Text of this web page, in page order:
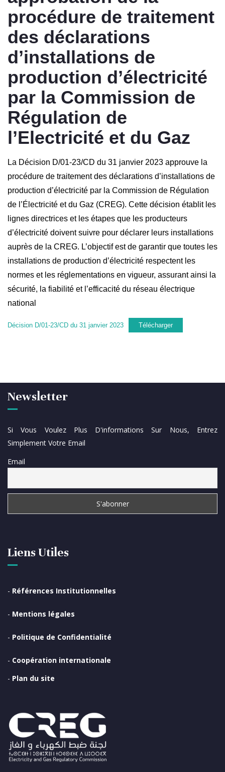
procédure de traitement
des déclarations
d’installations de
production d’électricité
par la Commission de
Régulation de
l’Electricité et du Gaz
La Décision D/01-23/CD du 31 janvier 2023 approuve la
procédure de traitement des déclarations d’installations de
production d’électricité par la Commission de Régulation
de l’Électricité et du Gaz (CREG). Cette décision établit les
lignes directrices et les étapes que les producteurs
d’électricité doivent suivre pour déclarer leurs installations
auprès de la CREG. L’objectif est de garantir que toutes les
installations de production d’électricité respectent les
normes et les réglementations en vigueur, assurant ainsi la
sécurité, la fiabilité et l’efficacité du réseau électrique
national
Décision D/01-23/CD du 31 janvier 2023 Télécharger
Liens Utiles
- Références Institutionnelles
- Mentions légales
- Politique de Confidentialité
- Coopération internationale
- Plan du site
Newsletter
Si Vous Voulez Plus D'informations Sur Nous, Entrez
Simplement Votre Email
Email